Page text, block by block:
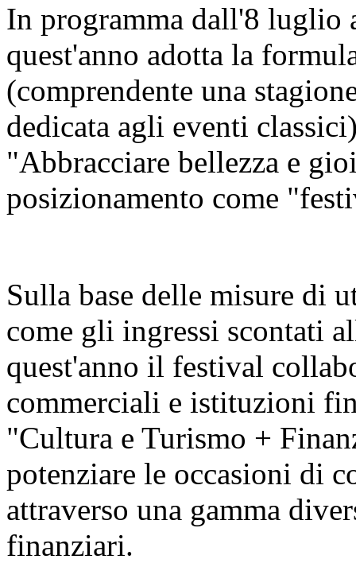
In programma dall'8
quest'anno adotta la
(comprendente una
dedicata agli eventi
"Abbracciare bellezza e
posizionamento come
Sulla base delle misure di
come gli ingressi scontati
quest'anno il festival
commerciali e istituzioni
"Cultura e Turismo +
potenziare le occasioni di
attraverso una gamma
finanziari.